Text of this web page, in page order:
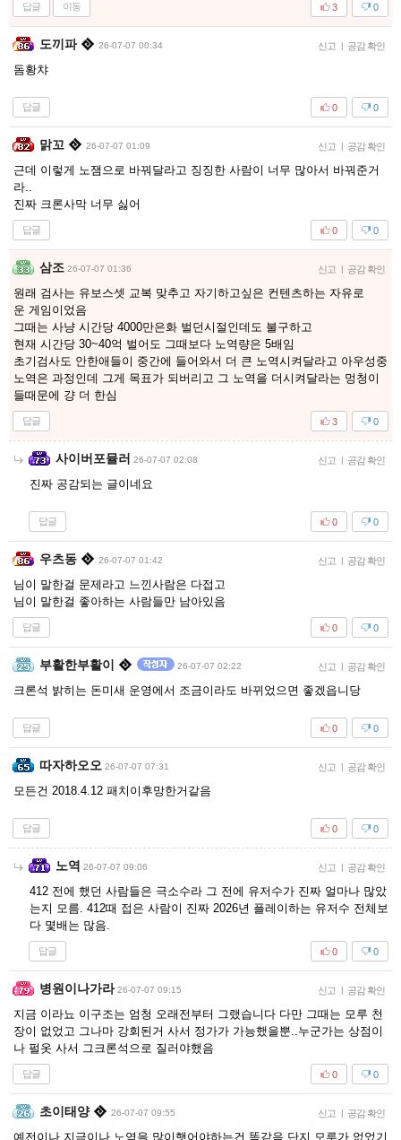
답글 이동 0
3
도끼파 26-07-07 00:34 신고 | 공감 확인
돔황챠
답글 0
0
맑꼬 26-07-07 01:09 신고 | 공감 확인
근데 이렇게 노잼으로 바꿔달라고 징징한 사람이 너무 많아서 바꿔준거
라..
진짜 크론사막 너무 싫어
답글 0
0
삼조 26-07-07 01:36 신고 | 공감 확인
원래 검사는 유보스셋 교복 맞추고 자기하고싶은 컨텐츠하는 자유로
운 게임이었음
그때는 사냥 시간당 4000만은화 벌던시절인데도 불구하고
현재 시간당 30~40억 벌어도 그때보다 노역량은 5배임
초기검사도 안한애들이 중간에 들어와서 더 큰 노역시켜달라고 아우성중
노역은 과정인데 그게 목표가 되버리고 그 노역을 더시켜달라는 멍청이
들때문에 걍 더 한심
답글 0
3
사이버포뮬러 26-07-07 02:08 신고 | 공감 확인
진짜 공감되는 글이네요
답글 0
0
우츠동 26-07-07 01:42 신고 | 공감 확인
님이 말한걸 문제라고 느낀사람은 다접고
님이 말한걸 좋아하는 사람들만 남아있음
답글 0
0
부활한부활이 26-07-07 02:22 신고 | 공감 확인
크론석 밝히는 돈미새 운영에서 조금이라도 바뀌었으면 좋겠읍니당
답글 0
0
따자하오오 26-07-07 07:31 신고 | 공감 확인
모든건 2018.4.12 패치이후망한거같음
답글 0
0
노역 26-07-07 09:06 신고 | 공감 확인
412 전에 했던 사람들은 극소수라 그 전에 유저수가 진짜 얼마나 많았
는지 모름. 412때 접은 사람이 진짜 2026년 플레이하는 유저수 전체보
다 몇배는 많음.
답글 0
0
병원이나가라 26-07-07 09:15 신고 | 공감 확인
지금 이라뇨 이구조는 엄청 오래전부터 그랬습니다 다만 그때는 모루 천
장이 없었고 그나마 강회된거 사서 정가가 가능했을뿐..누군가는 상점이
나 펄옷 사서 그크론석으로 질러야했음
답글 0
0
초이태양 26-07-07 09:55 신고 | 공감 확인
예전이나 지금이나 노역을 많이햇어야하는건 똑같음 단지 모루가 없었기